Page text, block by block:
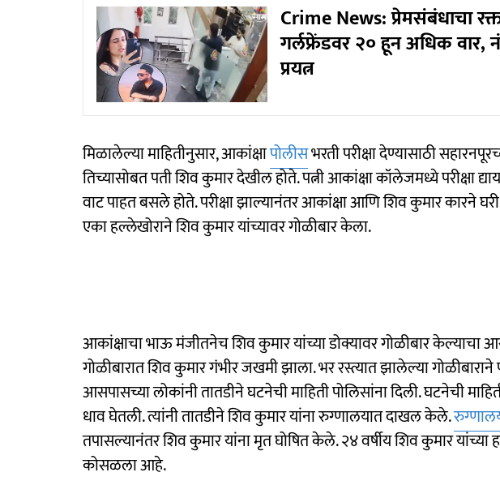
Crime News: प्रेमसंबंधाचा
गर्लफ्रेंडवर २० हून अधिक वार,
प्रयत्न
मिळालेल्या माहितीनुसार, आकांक्षापोलीसभरती परीक्षा देण्यासाठी
तिच्यासोबत पती शिव कुमार देखील होते. पत्नी आकांक्षा कॉलेजमध्ये परीक्षा
वाट पाहत बसले होते. परीक्षा झाल्यानंतर आकांक्षा आणि शिव कुमार कारने
एका हल्लेखोराने शिव कुमार यांच्यावर गोळीबार केला.
आकांक्षाचा भाऊ मंजीतनेच शिव कुमार यांच्या डोक्यावर गोळीबार केल्याचा
गोळीबारात शिव कुमार गंभीर जखमी झाला. भर रस्त्यात झालेल्या
आसपासच्या लोकांनी तातडीने घटनेची माहिती पोलिसांना दिली. घटनेची
धाव घेतली. त्यांनी तातडीने शिव कुमार यांना रुग्णालयात दाखल केले.
तपासल्यानंतर शिव कुमार यांना मृत घोषित केले. २४ वर्षीय शिव कुमार यांच्या
कोसळला आहे.